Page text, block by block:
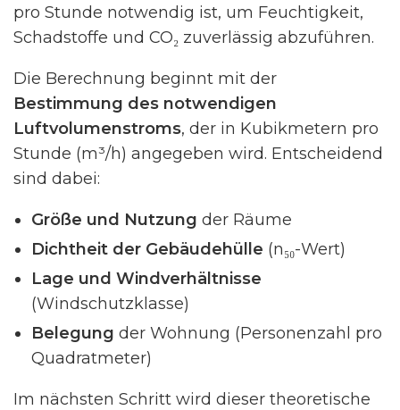
pro Stunde notwendig ist, um Feuchtigkeit,
Schadstoffe und CO₂ zuverlässig abzuführen.
Die Berechnung beginnt mit der
Bestimmung des notwendigen
Luftvolumenstroms, der in Kubikmetern pro
Stunde (m³/h) angegeben wird. Entscheidend
sind dabei:
Größe und Nutzung der Räume
Dichtheit der Gebäudehülle (n₅₀-Wert)
Lage und Windverhältnisse
(Windschutzklasse)
Belegung der Wohnung (Personenzahl pro
Quadratmeter)
Im nächsten Schritt wird dieser theoretische